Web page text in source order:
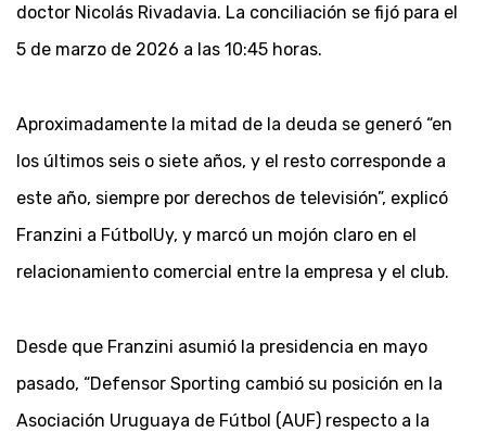
doctor Nicolás Rivadavia. La conciliación se fijó para el
5 de marzo de 2026 a las 10:45 horas.
Aproximadamente la mitad de la deuda se generó “en
los últimos seis o siete años, y el resto corresponde a
este año, siempre por derechos de televisión”, explicó
Franzini a FútbolUy, y marcó un mojón claro en el
relacionamiento comercial entre la empresa y el club.
Desde que Franzini asumió la presidencia en mayo
pasado, “Defensor Sporting cambió su posición en la
Asociación Uruguaya de Fútbol (AUF) respecto a la